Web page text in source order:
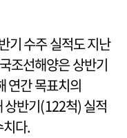
기 수주 실적도 지난
조선해양은 상반기
연간 목표치의
반기(122척) 실적
다.